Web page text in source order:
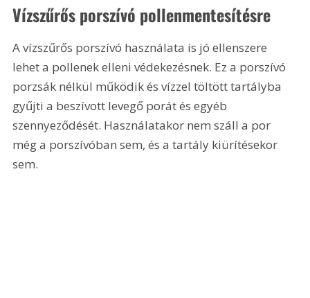
Vízszűrős porszívó pollenmentesítésre
A vízszűrős porszívó használata is jó ellenszere
lehet a pollenek elleni védekezésnek. Ez a porszívó
porzsák nélkül működik és vízzel töltött tartályba
gyűjti a beszívott levegő porát és egyéb
szennyeződését. Használatakor nem száll a por
még a porszívóban sem, és a tartály kiürítésekor
sem.